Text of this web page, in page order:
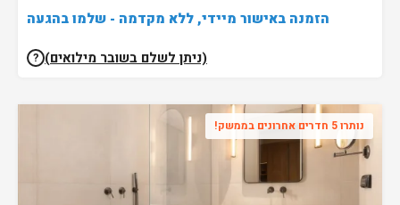
הזמנה באישור מיידי, ללא מקדמה - שלמו בהגעה
(ניתן לשלם בשובר מילואים) ?
נותרו 5 חדרים אחרונים בממשק!